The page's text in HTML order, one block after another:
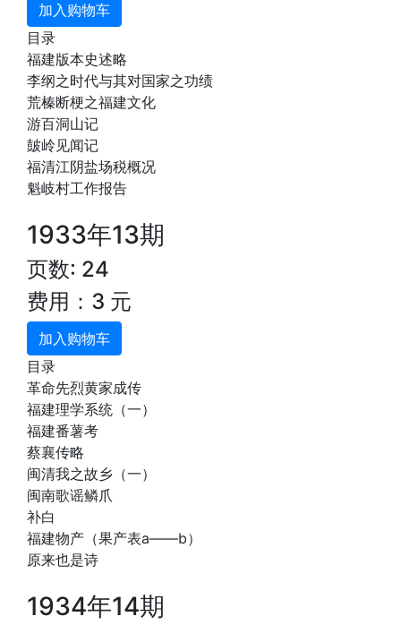
加入购物车
目录
福建版本史述略
李纲之时代与其对国家之功绩
荒榛断梗之福建文化
游百洞山记
皷岭见闻记
福清江阴盐场税概况
魁岐村工作报告
1933年13期
页数: 24
费用：3 元
加入购物车
目录
革命先烈黄家成传
福建理学系统（一）
福建番薯考
蔡襄传略
闽清我之故乡（一）
闽南歌谣鳞爪
补白
福建物产（果产表a——b）
原来也是诗
1934年14期